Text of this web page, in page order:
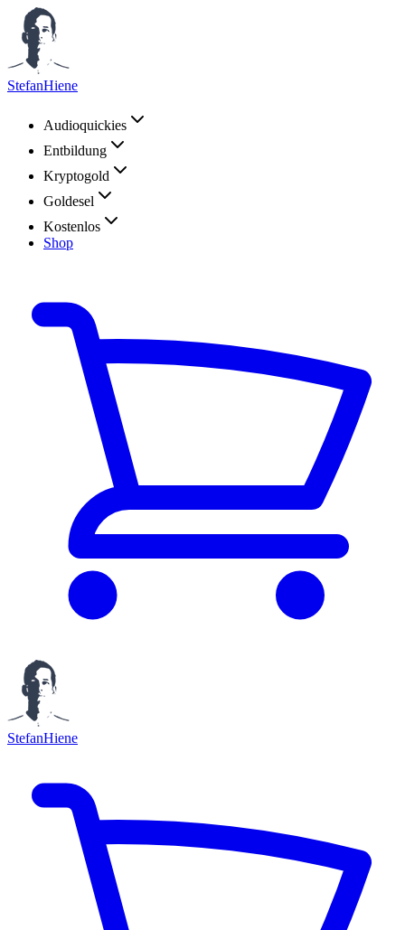
StefanHiene
Audioquickies
Entbildung
Kryptogold
Goldesel
Kostenlos
Shop
StefanHiene